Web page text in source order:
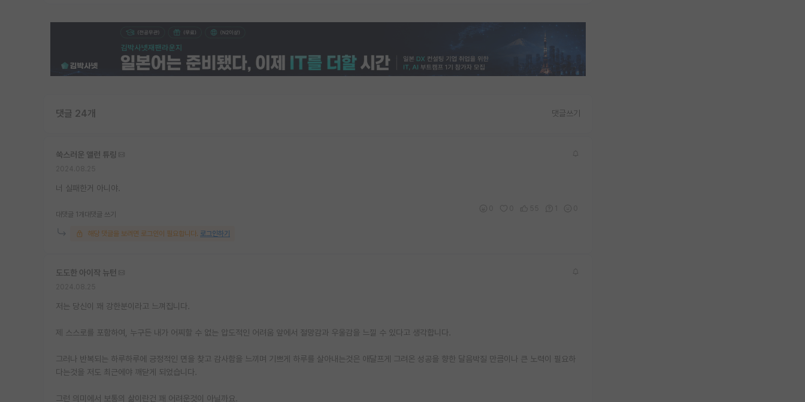
댓글 24개 댓글쓰기
쑥스러운 앨런 튜링
너 실패한거 아니야.
대댓글 1개 대댓글 쓰기
해당 댓글을 보려면 로그인이 필요합니다. 로그인하기
도도한 아이작 뉴턴
저는 당신이 꽤 강한분이라고 느껴집니다.
제 스스로를 포함하여, 누구든 내가 어찌할 수 없는 압도적인 어려움 앞에서 절망감과 우울감을 느낄 수 있다고 생각합니다.
그러나 반복되는 하루하루에 긍정적인 면을 찾고 감사함을 느끼며 기쁘게 하루를 살아내는것은 애달프게 그려온 성공을 향한 달음박질 만큼이나 큰 노력이 필요하
다는것을 저도 최근에야 깨닫게 되었습니다.
그런 의미에서 보통의 삶이란건 꽤 어려운것이 아닐까요.